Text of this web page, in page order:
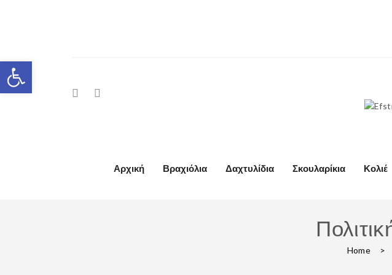
Αρχική Βραχιόλια Δαχτυλίδια Σκουλαρίκια Κολιέ
Home >
Ανοίξτε τη γραμμή εργαλείων